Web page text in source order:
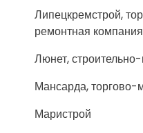
Липецкремстрой,
ремонтная компания
Люнет,
Мансарда,
Маристрой